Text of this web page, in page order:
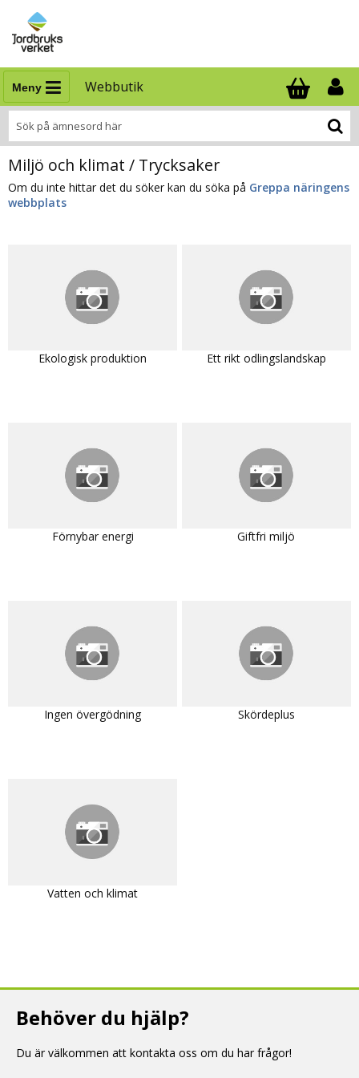
Meny Webbutik
Antal i
.
Miljö och klimat / Trycksaker
Om du inte hittar det du söker kan du söka på Greppa näringens
webbplats
Ekologisk produktion Ett rikt odlingslandskap
Förnybar energi Giftfri miljö
Ingen övergödning Skördeplus
Vatten och klimat
Behöver du hjälp?
Du är välkommen att kontakta oss om du har frågor!